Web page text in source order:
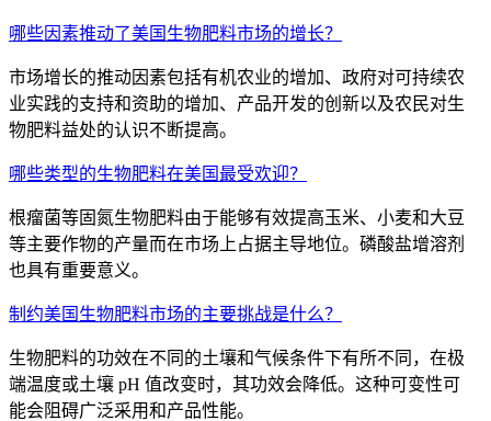
哪些因素推动了美国生物肥料市场的增长？
市场增长的推动因素包括有机农业的增加、政府对可持续农
业实践的支持和资助的增加、产品开发的创新以及农民对生
物肥料益处的认识不断提高。
哪些类型的生物肥料在美国最受欢迎？
根瘤菌等固氮生物肥料由于能够有效提高玉米、小麦和大豆
等主要作物的产量而在市场上占据主导地位。磷酸盐增溶剂
也具有重要意义。
制约美国生物肥料市场的主要挑战是什么？
生物肥料的功效在不同的土壤和气候条件下有所不同，在极
端温度或土壤 pH 值改变时，其功效会降低。这种可变性可
能会阻碍广泛采用和产品性能。